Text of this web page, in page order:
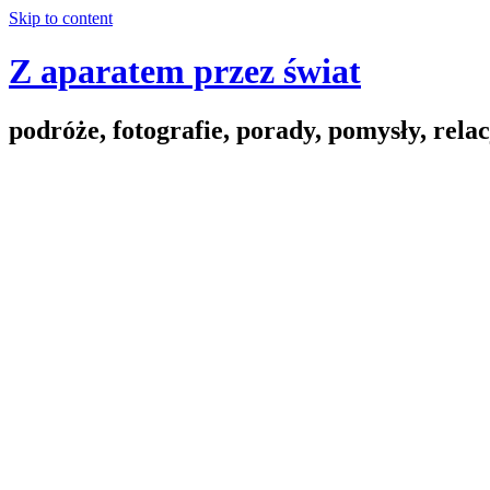
Skip to content
Z aparatem przez świat
podróże, fotografie, porady, pomysły,